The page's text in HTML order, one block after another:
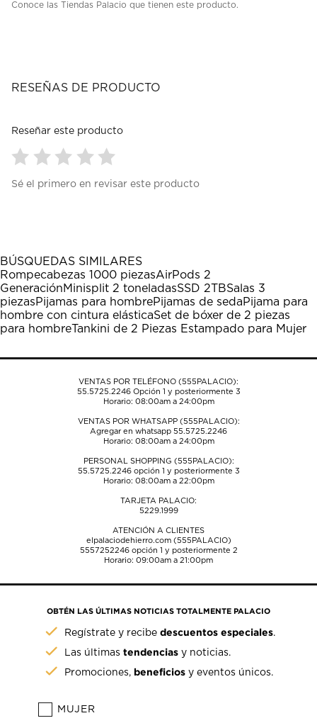
Conoce las Tiendas Palacio que tienen este producto.
RESEÑAS DE PRODUCTO
Reseñar este producto
para
1
estrella
Esta
acción
abrirá
el
formulario
envío.
para
estrellas.
Esta
acción
abrirá
el
formulario
envío.
para
estrellas.
Esta
acción
abrirá
el
formulario
envío.
para
estrellas.
Esta
acción
abrirá
el
formulario
envío.
para
estrellas.
Esta
acción
abrirá
el
formulario
envío.
Sé el primero en revisar este producto
BÚSQUEDAS SIMILARES
Rompecabezas 1000 piezasAirPods 2
GeneraciónMinisplit 2 toneladasSSD 2TBSalas 3
piezasPijamas para hombrePijamas de sedaPijama para
hombre con cintura elásticaSet de bóxer de 2 piezas
para hombreTankini de 2 Piezas Estampado para Mujer
VENTAS POR TELÉFONO (555PALACIO):
55.5725.2246Opción 1 y posteriormente 3
Horario: 08:00am a 24:00pm
VENTAS POR WHATSAPP (555PALACIO):
Agregar en whatsapp 55.5725.2246
Horario: 08:00am a 24:00pm
PERSONAL SHOPPING (555PALACIO):
55.5725.2246opción 1 y posteriormente 3
Horario: 08:00am a 22:00pm
TARJETA PALACIO:
5229.1999
ATENCIÓN A CLIENTES
elpalaciodehierro.com (555PALACIO)
5557252246opción 1 y posteriormente 2
Horario: 09:00am a 21:00pm
OBTÉN LAS ÚLTIMAS NOTICIAS TOTALMENTE PALACIO
Regístrate y recibedescuentos especiales.
Las últimastendencias y noticias.
Promociones, beneficios y eventos únicos.
MUJER